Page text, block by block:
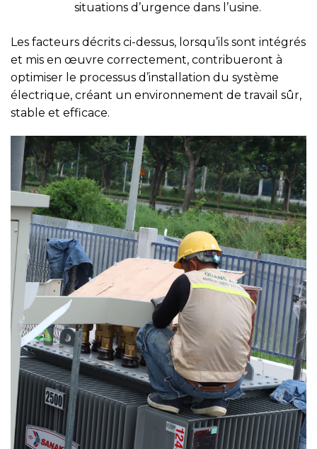
situations d’urgence dans l’usine.
Les facteurs décrits ci-dessus, lorsqu’ils sont intégrés
et mis en œuvre correctement, contribueront à
optimiser le processus d’installation du système
électrique, créant un environnement de travail sûr,
stable et efficace.